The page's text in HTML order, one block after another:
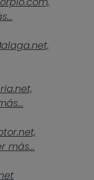
más...